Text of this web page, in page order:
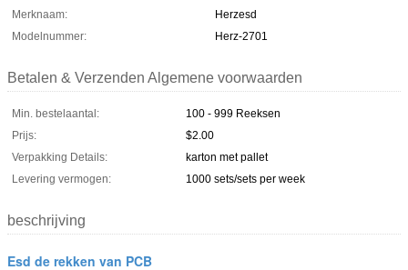
Merknaam:
Herzesd
Modelnummer:
Herz-2701
Betalen & Verzenden Algemene voorwaarden
Min. bestelaantal:
100 - 999 Reeksen
Prijs:
$2.00
Verpakking Details:
karton met pallet
Levering vermogen:
1000 sets/sets per week
beschrijving
Esd de rekken van PCB